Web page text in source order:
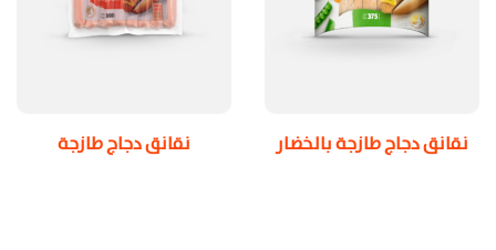
نقانق دجاج طازجة بالخضار نقانق دجاج طازجة